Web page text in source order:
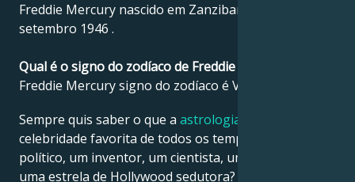
Freddie Mercury nascido em Zanzibar, Tanzania 05
setembro 1946 .
Qual é o signo do zodíaco de Freddie Mercury?
Freddie Mercury signo do zodíaco é Virgem.
Sempre quis saber o que a astrologia
celebridade favorita de todos os tempos – um
político, um inventor, um cientista, um músico ou
uma estrela de Hollywood sedutora? Veja a análise